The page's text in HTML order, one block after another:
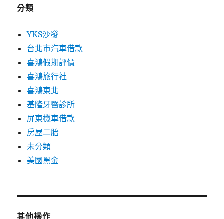
分類
YKS沙發
台北市汽車借款
喜鴻假期評價
喜鴻旅行社
喜鴻東北
基隆牙醫診所
屏東機車借款
房屋二胎
未分類
美國黑金
其他操作